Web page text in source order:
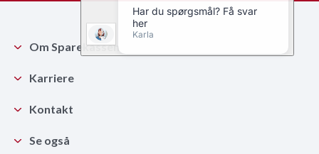
Om Sparekassen
Karriere
Kontakt
Se også